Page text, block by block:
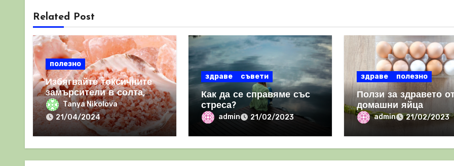
Related Post
полезно
Избягвайте токсичните
замърсители в солта,
като преминете към
розова хималайска сол
Tanya Nikolova
21/04/2024
здраве съвети
Как да се справяме със
стреса?
admin 21/02/2023
здраве полезно
Ползи за здравето
домашни яйца
admin 21/02/2023